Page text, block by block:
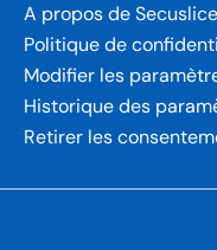
A propos de Secuslice
Politique de
Modifier les
Historique des
Retirer les